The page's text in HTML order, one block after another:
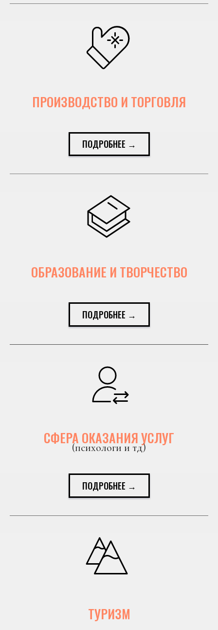
ПРОИЗВОДСТВО И ТОРГОВЛЯ
ПОДРОБНЕЕ →
ОБРАЗОВАНИЕ И ТВОРЧЕСТВО
ПОДРОБНЕЕ →
СФЕРА ОКАЗАНИЯ УСЛУГ
(психологи и тд)
ПОДРОБНЕЕ →
ТУРИЗМ